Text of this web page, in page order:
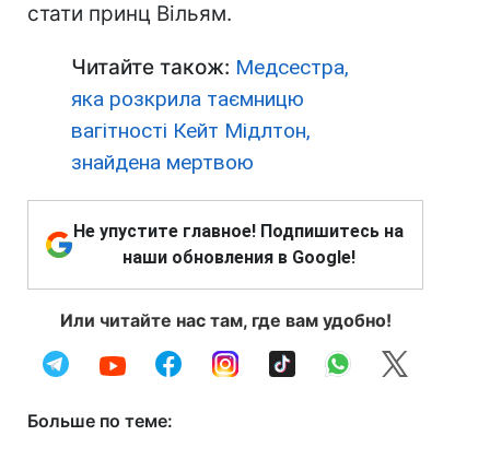
стати принц Вільям.
Читайте також: Медсестра,
яка розкрила таємницю
вагітності Кейт Мідлтон,
знайдена мертвою
Не упустите главное! Подпишитесь на
наши обновления в Google!
Или читайте нас там, где вам удобно!
Больше по теме: